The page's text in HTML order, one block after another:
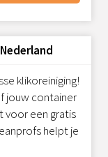
klikoreiniging!
jouw container
voor een gratis
helpt je